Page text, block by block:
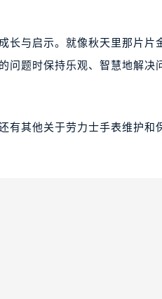
长与启示。就像秋天里那片片
问题时保持乐观、智慧地解决
有其他关于劳力士手表维护和